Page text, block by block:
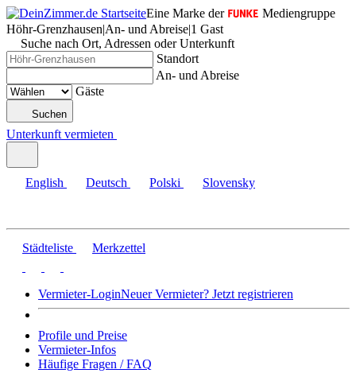
Eine Marke der
Mediengruppe
Höhr-Grenzhausen|An- und Abreise|1 Gast
Suche nach Ort, Adressen oder Unterkunft
Standort
An- und Abreise
Gäste
Suchen
Unterkunft vermieten
English Deutsch Polski Slovensky
Städteliste Merkzettel
Vermieter-LoginNeuer Vermieter? Jetzt registrieren
Profile und Preise
Vermieter-Infos
Häufige Fragen / FAQ